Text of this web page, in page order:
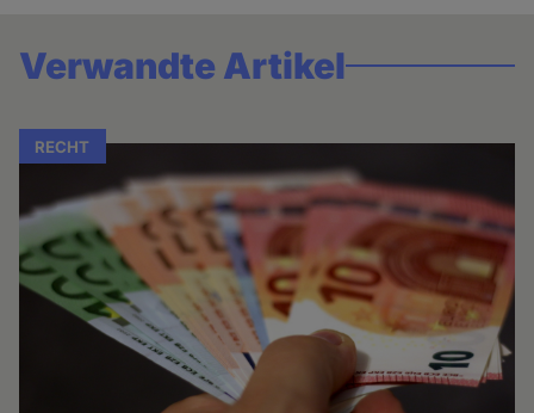
Verwandte Artikel
RECHT